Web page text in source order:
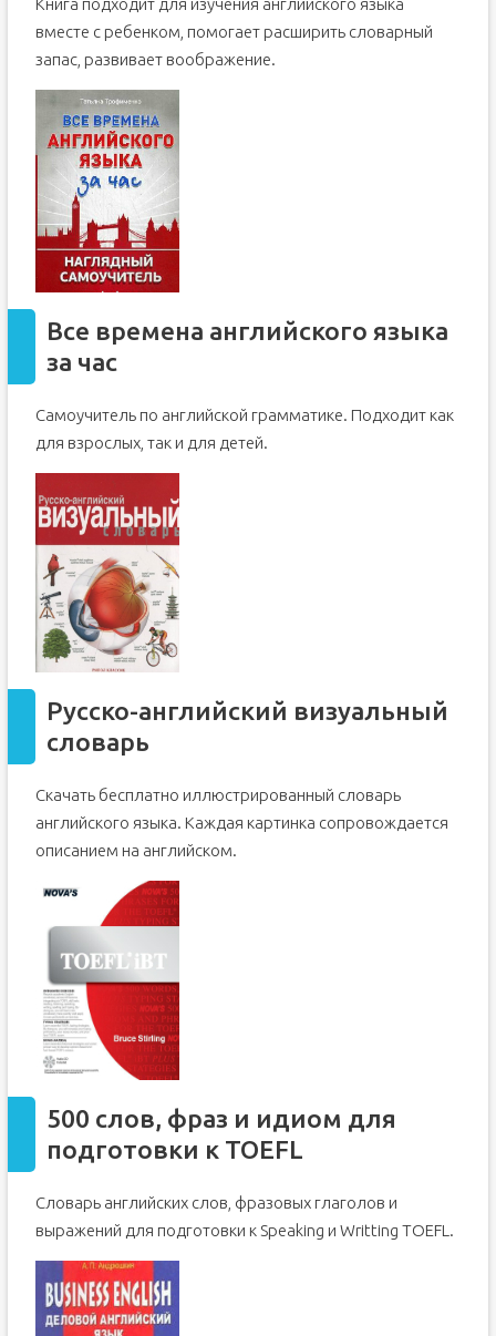
Книга подходит для изучения английского языка
вместе с ребенком, помогает расширить словарный
запас, развивает воображение.
Все времена английского языка
за час
Самоучитель по английской грамматике. Подходит как
для взрослых, так и для детей.
Русско-английский визуальный
словарь
Скачать бесплатно иллюстрированный словарь
английского языка. Каждая картинка сопровождается
описанием на английском.
500 слов, фраз и идиом для
подготовки к TOEFL
Словарь английских слов, фразовых глаголов и
выражений для подготовки к Speaking и Writting TOEFL.